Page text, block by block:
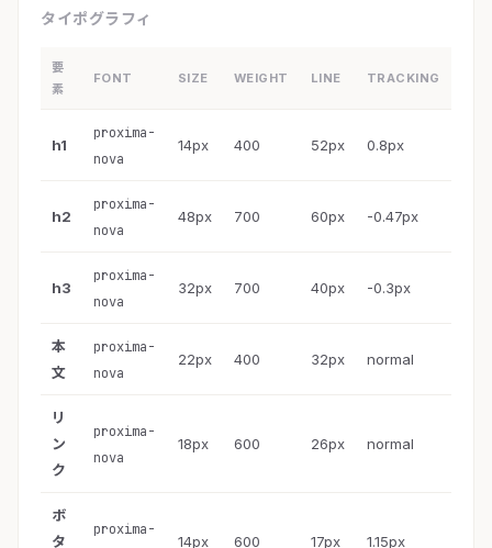
YourBrand」、og:image はヒーロー、構造化データ
タイポグラフィ
要
素
FONT SIZE WEIGHT LINE TRACKING
h1
proxima-
nova
14px 400 52px 0.8px
h2
proxima-
nova
48px 700 60px -0.47px
h3
proxima-
nova
32px 700 40px -0.3px
本
文
proxima-
nova
22px 400 32px normal
リ
ン
ク
proxima-
nova
18px 600 26px normal
ボ
タ
proxima-
14px 600 17px 1.15px